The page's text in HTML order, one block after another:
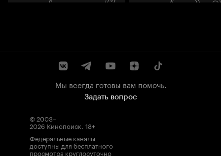
Мы всегда готовы вам помочь.
Задать вопрос
© 2003–
2026 Кинопоиск. 18+
Федеральные каналы
доступны для бесплатного
просмотра круглосуточно